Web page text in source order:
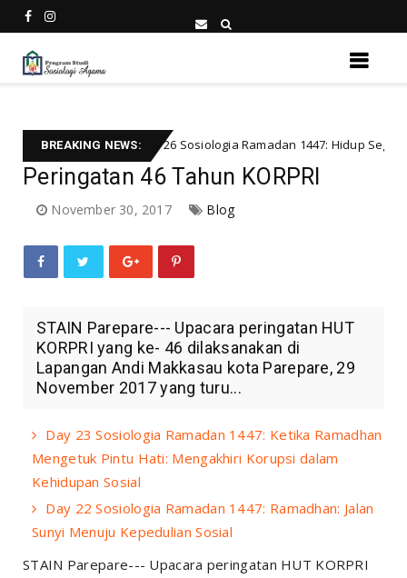
BREAKING NEWS:
Day 26 Sosiologia Ramadan 1447: Hidup Segan, Mati Tak
Peringatan 46 Tahun KORPRI
November 30, 2017 Blog
STAIN Parepare--- Upacara peringatan HUT
KORPRI yang ke- 46 dilaksanakan di
Lapangan Andi Makkasau kota Parepare, 29
November 2017 yang turu...
Day 23 Sosiologia Ramadan 1447: Ketika Ramadhan
Mengetuk Pintu Hati: Mengakhiri Korupsi dalam
Kehidupan Sosial
Day 22 Sosiologia Ramadan 1447: Ramadhan: Jalan
Sunyi Menuju Kepedulian Sosial
STAIN Parepare--- Upacara peringatan HUT KORPRI